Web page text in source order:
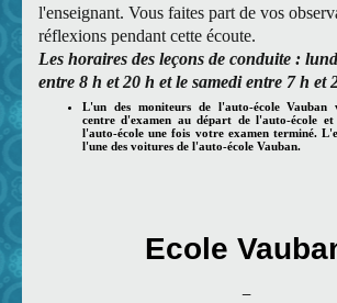
l'enseignant. Vous faites part de vos
réflexions pendant cette écoute.
Les horaires des leçons de conduite :
entre 8 h et 20 h et le samedi entre 7 h et
L'un des moniteurs de l'auto-école Vauban
centre d'examen au départ de l'auto-école et
l'auto-école une fois votre examen terminé.
l'une des voitures de l'auto-école Vauban.
Ecole